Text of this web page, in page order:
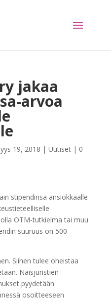
jakaa
arvoa
19, 2018 | Uutiset| 0
stipendinsä ansiokkaalle
OTM-tutkielma tai muu
suuruus on 500
Siihen tulee oheistaa
Naisjuristien
pyydetään
osoitteeseen